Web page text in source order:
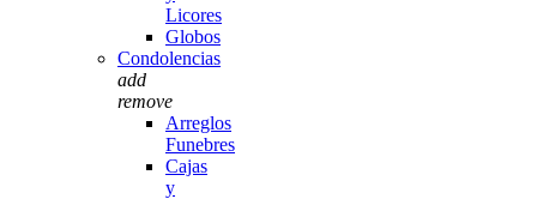
Licores
Globos
Condolencias
add
remove
Arreglos
Funebres
Cajas
y